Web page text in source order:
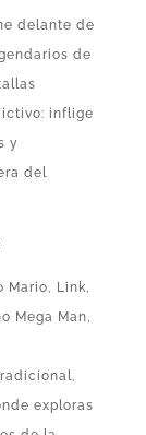
delante de
de
inflige
y
del
Mario, Link,
Mega Man,
exploras